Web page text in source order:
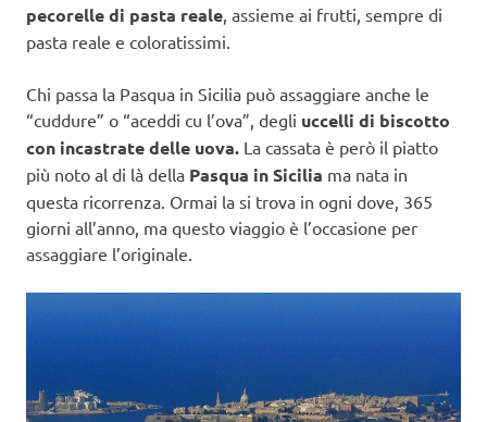
pecorelle di pasta reale, assieme ai frutti, sempre di
pasta reale e coloratissimi.
Chi passa la Pasqua in Sicilia può assaggiare anche le
“cuddure” o “aceddi cu l’ova”, degli uccelli di biscotto
con incastrate delle uova. La cassata è però il piatto
più noto al di là della Pasqua in Sicilia ma nata in
questa ricorrenza. Ormai la si trova in ogni dove, 365
giorni all’anno, ma questo viaggio è l’occasione per
assaggiare l’originale.